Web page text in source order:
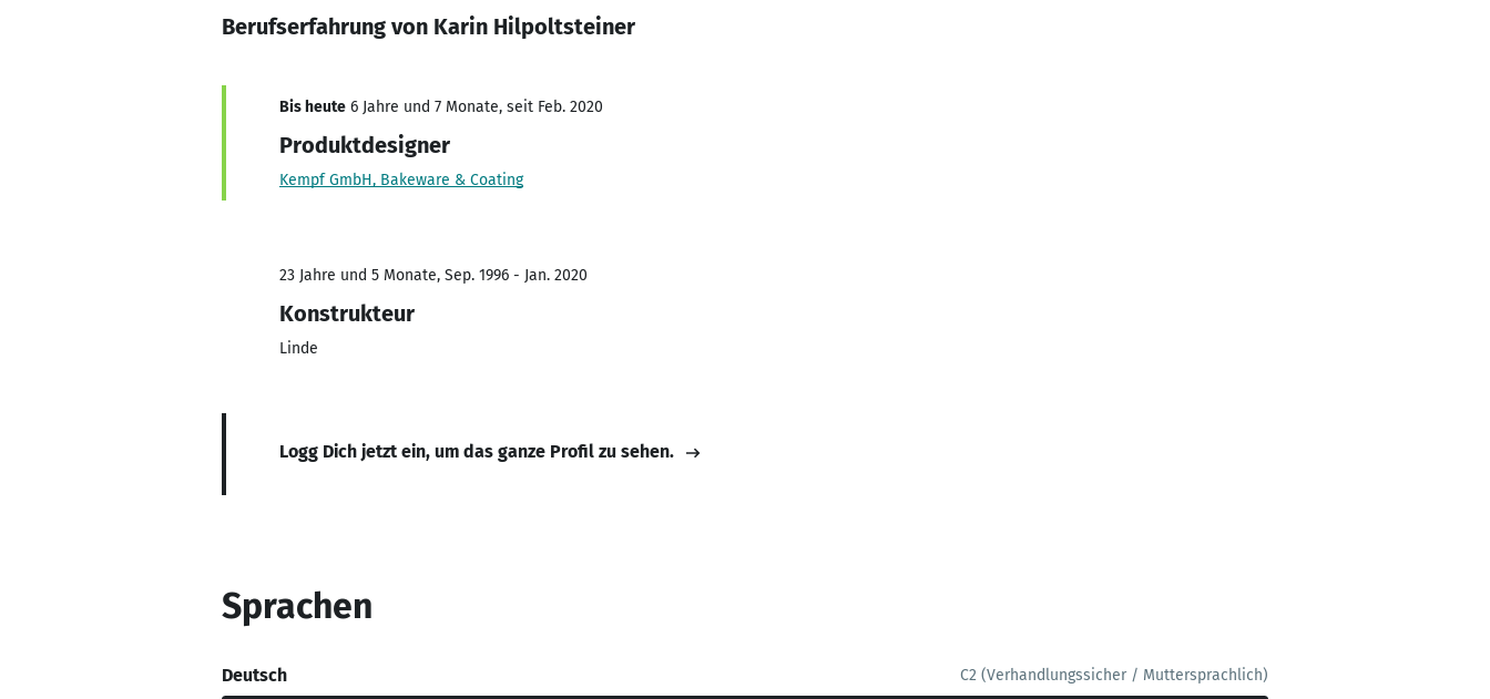
Berufserfahrung von Karin Hilpoltsteiner
Bis heute 6 Jahre und 7 Monate, seit Feb. 2020
Produktdesigner
Kempf GmbH, Bakeware & Coating
23 Jahre und 5 Monate, Sep. 1996 - Jan. 2020
Konstrukteur
Linde
Logg Dich jetzt ein, um das ganze Profil zu sehen.
Sprachen
Deutsch C2 (Verhandlungssicher / Muttersprachlich)